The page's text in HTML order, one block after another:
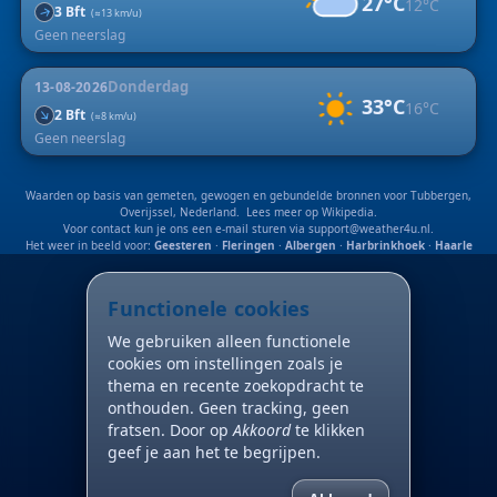
12°C
Geen neerslag
↑3 Bft (≈13 km/u)
13-08-2026Donderdag
33°C16°C
Geen neerslag
↑2 Bft (≈8 km/u)
Waarden op basis van gemeten, gewogen en gebundelde bronnen voor Tubbergen,
Overijssel, Nederland. Lees meer op Wikipedia.
Voor contact kun je ons een e-mail sturen via support@weather4u.nl.
Het weer in beeld voor: Geesteren · Fleringen · Albergen · Harbrinkhoek· Haarle
Functionele cookies
We gebruiken alleen functionele
cookies om instellingen zoals je
thema en recente zoekopdracht te
onthouden. Geen tracking, geen
fratsen. Door opAkkoordte klikken
geef je aan het te begrijpen.